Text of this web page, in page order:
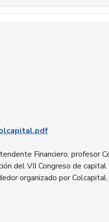
Financiero, profesor
del VII Congreso de capital
organizado por